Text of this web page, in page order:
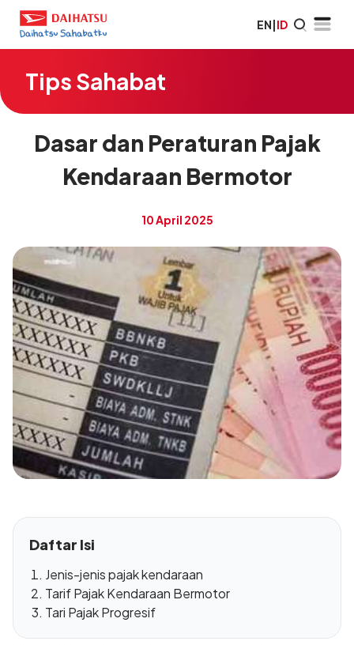
EN|ID
Tips Sahabat
Dasar dan Peraturan Pajak
Kendaraan Bermotor
10 April 2025
Daftar Isi
Jenis-jenis pajak kendaraan
Tarif Pajak Kendaraan Bermotor
Tari Pajak Progresif